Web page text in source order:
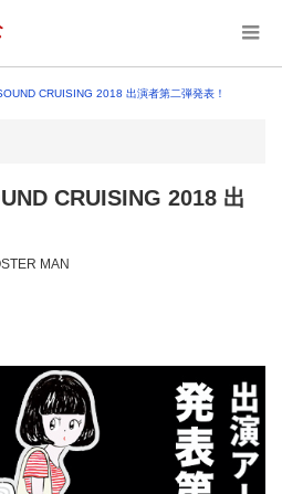
CRUISING 2018 出演者第二弾発表！
CRUISING 2018 出
MAN